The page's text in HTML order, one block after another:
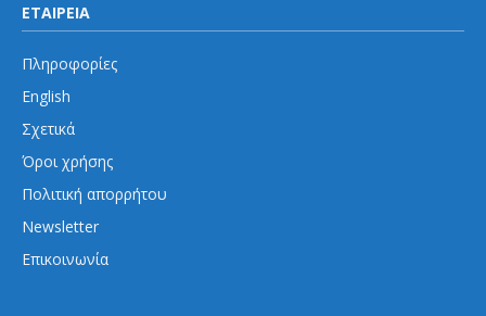
ΕΤΑΙΡΕΙΑ
Πληροφορίες
English
Σχετικά
Όροι χρήσης
Πολιτική απορρήτου
Newsletter
Επικοινωνία